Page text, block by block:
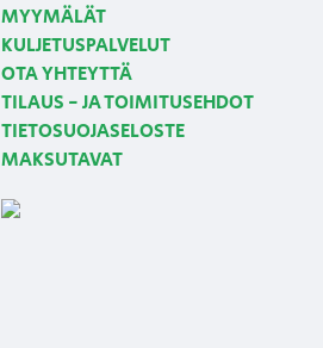
MYYMÄLÄT
KULJETUSPALVELUT
OTA YHTEYTTÄ
TILAUS - JA TOIMITUSEHDOT
TIETOSUOJASELOSTE
MAKSUTAVAT